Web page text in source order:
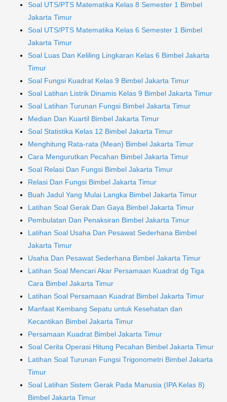
Soal UTS/PTS Matematika Kelas 8 Semester 1 Bimbel
Jakarta Timur
Soal UTS/PTS Matematika Kelas 6 Semester 1 Bimbel
Jakarta Timur
Soal Luas Dan Keliling Lingkaran Kelas 6 Bimbel Jakarta
Timur
Soal Fungsi Kuadrat Kelas 9 Bimbel Jakarta Timur
Soal Latihan Listrik Dinamis Kelas 9 Bimbel Jakarta Timur
Soal Latihan Turunan Fungsi Bimbel Jakarta Timur
Median Dan Kuartil Bimbel Jakarta Timur
Soal Statistika Kelas 12 Bimbel Jakarta Timur
Menghitung Rata-rata (Mean) Bimbel Jakarta Timur
Cara Mengurutkan Pecahan Bimbel Jakarta Timur
Soal Relasi Dan Fungsi Bimbel Jakarta Timur
Relasi Dan Fungsi Bimbel Jakarta Timur
Buah Jadul Yang Mulai Langka Bimbel Jakarta Timur
Latihan Soal Gerak Dan Gaya Bimbel Jakarta Timur
Pembulatan Dan Penaksiran Bimbel Jakarta Timur
Latihan Soal Usaha Dan Pesawat Sederhana Bimbel
Jakarta Timur
Usaha Dan Pesawat Sederhana Bimbel Jakarta Timur
Latihan Soal Mencari Akar Persamaan Kuadrat dg Tiga
Cara Bimbel Jakarta Timur
Latihan Soal Persamaan Kuadrat Bimbel Jakarta Timur
Manfaat Kembang Sepatu untuk Kesehatan dan
Kecantikan Bimbel Jakarta Timur
Persamaan Kuadrat Bimbel Jakarta Timur
Soal Cerita Operasi Hitung Pecahan Bimbel Jakarta Timur
Latihan Soal Turunan Fungsi Trigonometri Bimbel Jakarta
Timur
Soal Latihan Sistem Gerak Pada Manusia (IPA Kelas 8)
Bimbel Jakarta Timur